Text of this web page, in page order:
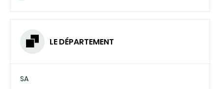
LE DÉPARTEMENT
SA